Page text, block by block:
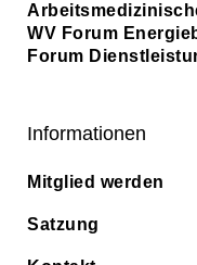
WV Forum
Forum
Informationen
Mitglied werden
Satzung